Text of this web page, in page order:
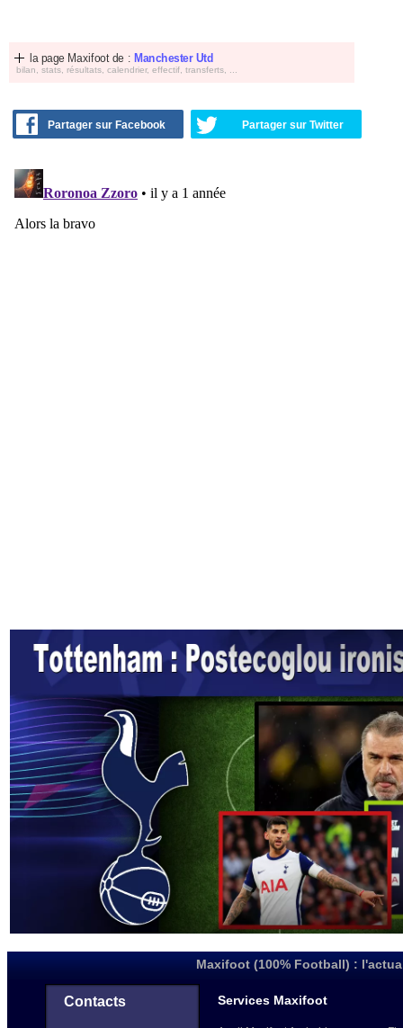
la page Maxifoot de : Manchester Utd
bilan, stats, résultats, calendrier, effectif, transferts, ...
Partager sur Facebook Partager sur Twitter
Maxifoot (100% Football) :
Contacts Services Maxifoot